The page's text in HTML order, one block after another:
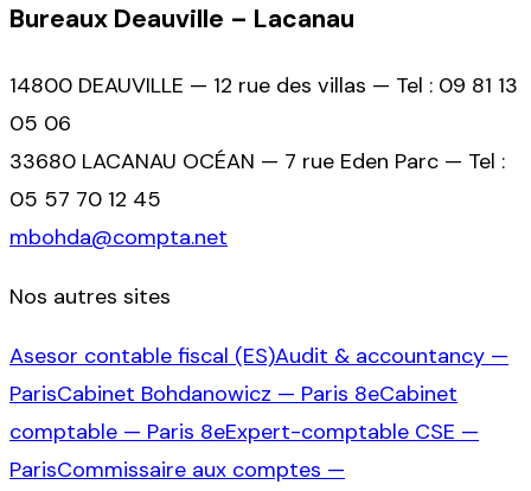
Bureaux Deauville – Lacanau
14800 DEAUVILLE — 12 rue des villas — Tel : 09 81 13
05 06
33680 LACANAU OCÉAN — 7 rue Eden Parc — Tel :
05 57 70 12 45
mbohda@compta.net
Nos autres sites
Asesor contable fiscal (ES)Audit & accountancy —
ParisCabinet Bohdanowicz — Paris 8eCabinet
comptable — Paris 8eExpert-comptable CSE —
ParisCommissaire aux comptes —